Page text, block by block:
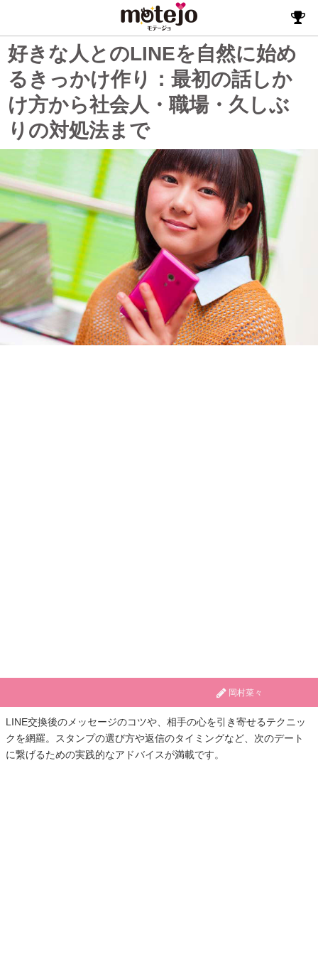
好きな人とのLINEを自然に始め
るきっかけ作り：最初の話しか
け方から社会人・職場・久しぶ
りの対処法まで
岡村菜々
LINE交換後のメッセージのコツや、相手の心を引き寄せるテクニッ
クを網羅。スタンプの選び方や返信のタイミングなど、次のデート
に繋げるための実践的なアドバイスが満載です。